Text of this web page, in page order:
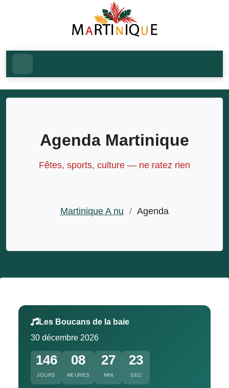
Agenda Martinique
Fêtes, sports, culture — ne ratez rien
Martinique A nu / Agenda
Les Boucans de la baie
30 décembre 2026
146
JOURS
08
HEURES
27
MIN
22
SEC